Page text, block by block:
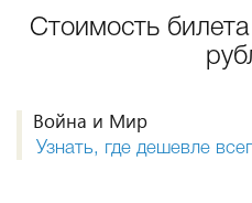
Стоимость
Война и Мир
Узнать, где дешевле